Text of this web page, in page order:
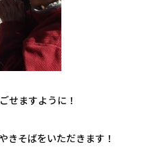
せますように！
きそばをいただきます！